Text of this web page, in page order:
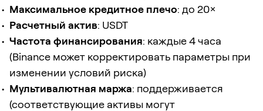
Максимальное кредитное плечо: до 20×
Расчетный актив: USDT
Частота финансирования: каждые 4 часа
(Binance может корректировать параметры при
изменении условий риска)
Мультивалютная маржа: поддерживается
(соответствующие активы могут